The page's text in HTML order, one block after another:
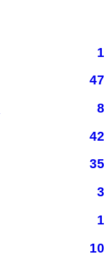
1
47
8
42
35
3
1
10